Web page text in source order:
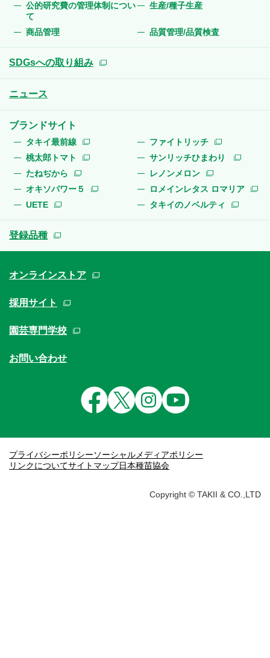
公的研究費の管理体制につい
て
生産/種子生産
商品管理 品質管理/品質検査
SDGsへの取り組み
ニュース
ブランドサイト
タキイ最前線
ファイトリッチ
桃太郎トマト
サンリッチひまわり
たねぢから
レノンメロン
オキソパワー５
ロメインレタス ロマリア
UETE
タキイのノベルティ
登録品種
オンラインストア
採用サイト
園芸専門学校
お問い合わせ
プライバシーポリシーソーシャルメディアポリシー
リンクについてサイトマップ日本種苗協会
Copyright © TAKII & CO.,LTD